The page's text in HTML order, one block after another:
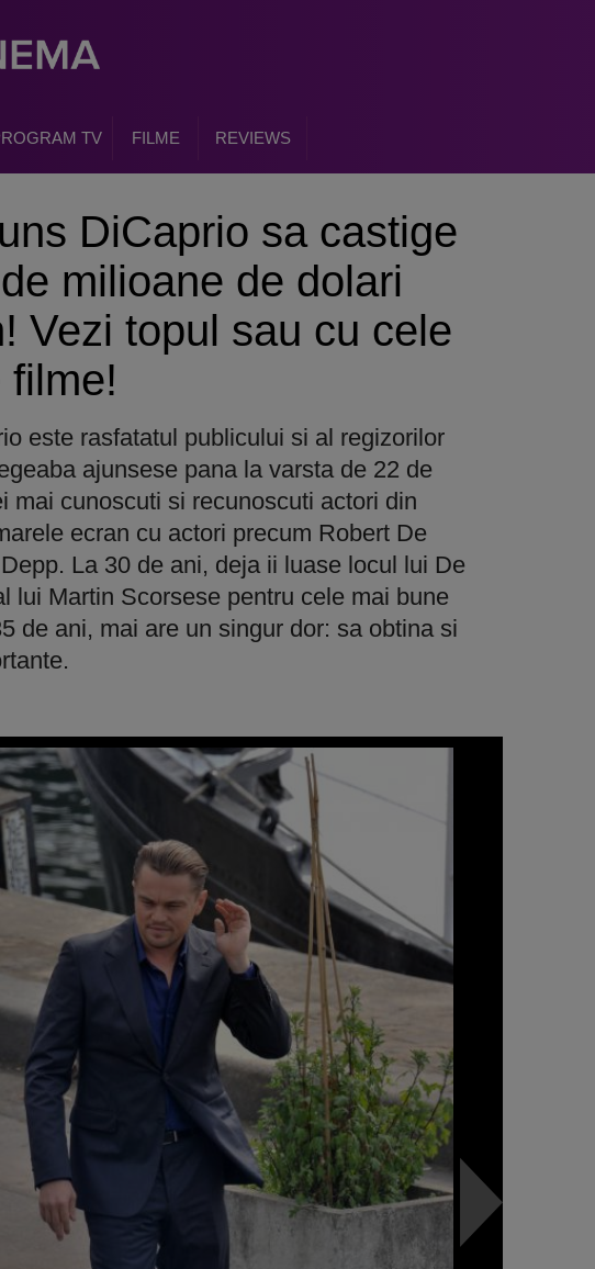
TV FILME REVIEWS
DiCaprio sa castige
milioane de dolari
Vezi topul sau cu cele
filme!
este rasfatatul publicului si al regizorilor
ajunsese pana la varsta de 22 de
mai cunoscuti si recunoscuti actori din
ecran cu actori precum Robert De
La 30 de ani, deja ii luase locul lui De
lui Martin Scorsese pentru cele mai bune
de ani, mai are un singur dor: sa obtina si